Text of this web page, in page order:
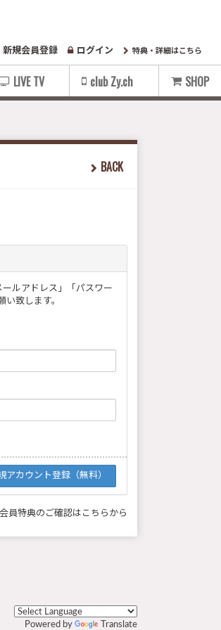
新規会員登録 ログイン 特典・詳細はこちら
LIVE TV club Zy.ch SHOP
BACK
ルアドレス」「パスワー
い致します。
会員特典のご確認はこちらから
Powered by Translate